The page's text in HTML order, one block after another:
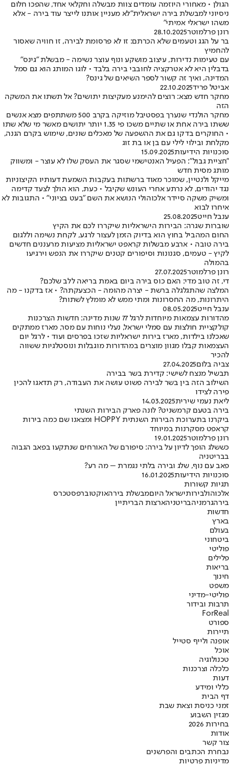
הגולן • מאחורי היוזמה עומדים צוות מבשלה וחקלאי אחד, שהפכו חלום
ניסיוני למבשלת בירה ישראלית"לא מעניין אותנו לייצר עוד בירה - אלא
משהו ישראלי אמיתי"
רונן פרלמוטר28.10.2025
בר על הגג וטעמים שלא הכרתם: זו לא פרסומת לבירה, זו חוויה שאסור
להחמיץ
עם טעימות נדירות, עיצוב מושקע ונוף עוצר נשימה - מבשלת "גינס"
בדבלין היא לא אטרקציה לחובבי בירה בלבד • לוגו המותג הוא גם סמל
המדינה, ואיך זה קשור לספר השיאים של גינס?
אביטל פריד22.10.2025
מחקר חדש מצא: רוצים להימנע מעקיצות יתושים? אל תשתו את המשקה
הזה
מחקר הולנדי שנערך בפסטיבל מוזיקה בקרב 500 משתתפים מצא אנשים
ששתו בירה אחת או שתיים משכו פי 1.35 יותר יתושים מאשר מי שלא שתו
• החוקרים בדקו גם את ההשפעה של מאכלים שונים, שימוש בקרם הגנה,
מקלחת ובילוי לילי עם בן או בת זוג
סוכנויות הידיעות15.09.2025
"חציית גבול": הפעיל האנטישמי שסגר את העסק שלו לא עוצר - ומשווק
מותג מסית חדש
מייקל ולנטיין, שמוכר מאוד ברשתות בעקבות השמעת דעותיו הקיצוניות
נגד יהודים, לא נרתע אחרי העונש שקיבל • כעת, הוא הולך לצעד קדימה
ומשיק משקה סיידר אלכוהולי הנושא את השם "בעט בציוני" • התגובות לא
איחרו לבוא
ענבל חייט25.08.2025
שוברות שגרה: הבירות הישראליות שיקררו לכם את הקיץ
החום המהביל בחוץ הוא בדיוק הזמן לעצור לרגע, לקחת נשימה וללגום
בירה טובה • ארבע מבשלות קראפט ישראליות מציעות מרעננים חדשים
לקיץ - טעמים, סגנונות וסיפורים קטנים שיקררו את הנפש וירגיעו
בהמולה
רונן פרלמוטר27.07.2025
די, זה טוב מדי: האם כוס בירה ביום באמת בריאה ללב שלכם?
המלצה שהתגלגלה ברשת - יצרה מהומה - הכצעקתה? • אז בדקנו - מה
היתרונות, מה החסרונות ומתי ממש לא מומלץ לשתות?
ענבל חייט08.05.2025
מהדורות עצמאות מיוחדות לרגל 77 שנות מדינה: חדשות הצרכנות
קולקציית חולצות עם סמלי ישראל, נעלי נוחות עם מסר, מארז ממתקים
שאכלנו בילדות, מארז בירות ישראליות שזכו בפרסים ועוד • לרגל יום
העצמאות קבלו מגוון מוצרים במהדורות מוגבלות ונוסטלגיות ששווה
להכיר
צביה בלום27.04.2025
תבשיל מנצח לשישי: קדירת בשר בבירה
השילוב הזה בין בשר לבירה פשוט עושה את העבודה, רק תדאגו להכין
פירה לצידו
ליאת נעמי שירית14.03.2025
בירה בטעם קרמשניט? לונה פארק הבירות השנתי
ביקרנו בתערוכת הבירות השנתית HOPPY ומצאנו שם כמה בירות
קראפט מסקרנות במיוחד
רונן פרלמוטר19.01.2025
כששלג הופך לדיון על בירה: סיפורם של האורחים שנתקעו בפאב הגבוה
בבריטניה
פאב עם נוף, שלג ובירה בלתי נגמרת – מה רע?
סוכנויות הידיעות16.01.2025
תגיות קשורות
אלכוהולבירותישראל היוםמבשלת בירהאוקטוברפסטכרס
בירהגרמניהבריטניהארצות הבריתיין
חדשות
בארץ
בעולם
ביטחוני
פוליטי
פלילים
בריאות
חינוך
משפט
פוליטי-מדיני
תרבות ובידור
ForReal
ספורט
תיירות
אופנה ולייף סטייל
אוכל
טכנולוגיה
כלכלה וצרכנות
דעות
כללי ומידע
דף הבית
זמני כניסת וצאת שבת
מגזין השבוע
בחירות 2026
אודות
צור קשר
נבחרת הכתבים והפרשנים
מדיניות פרטיות